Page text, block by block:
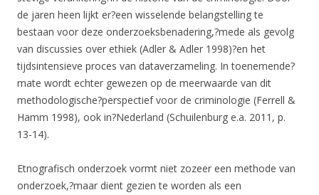
de jaren heen lijkt er?een wisselende belangstelling te
bestaan voor deze onderzoeksbenadering,?mede als gevolg
van discussies over ethiek (Adler & Adler 1998)?en het
tijdsintensieve proces van dataverzameling. In toenemende?
mate wordt echter gewezen op de meerwaarde van dit
methodologische?perspectief voor de criminologie (Ferrell &
Hamm 1998), ook in?Nederland (Schuilenburg e.a. 2011, p.
13-14).
Etnografisch onderzoek vormt niet zozeer een methode van
onderzoek,?maar dient gezien te worden als een